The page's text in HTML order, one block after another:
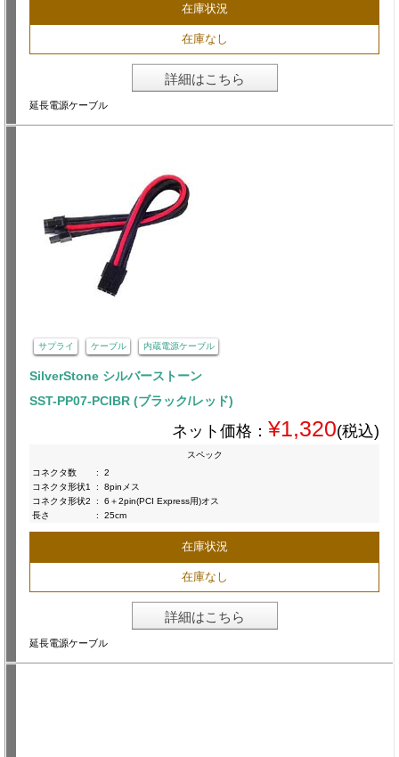
在庫状況
在庫なし
詳細はこちら
延長電源ケーブル
サプライ ケーブル 内蔵電源ケーブル
SilverStone シルバーストーン
SST-PP07-PCIBR (ブラック/レッド)
ネット価格： ¥1,320(税込)
スペック
コネクタ数
:
2
コネクタ形状1
:
8pinメス
コネクタ形状2
:
6＋2pin(PCI Express用)オス
長さ
: 25cm
在庫状況
在庫なし
詳細はこちら
延長電源ケーブル